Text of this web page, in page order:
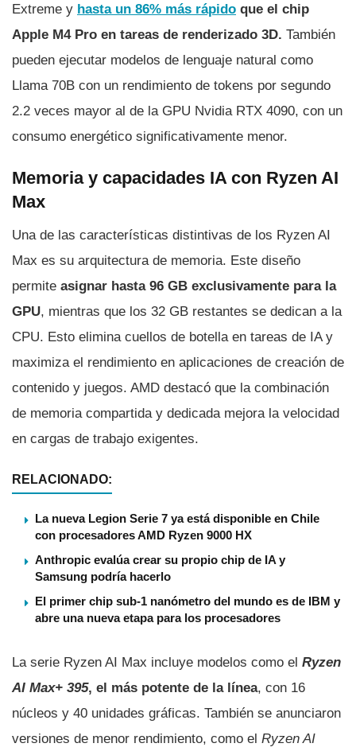
Extreme y hasta un 86% más rápido que el chip
Apple M4 Pro en tareas de renderizado 3D. También
pueden ejecutar modelos de lenguaje natural como
Llama 70B con un rendimiento de tokens por segundo
2.2 veces mayor al de la GPU Nvidia RTX 4090, con un
consumo energético significativamente menor.
Memoria y capacidades IA con Ryzen AI
Max
Una de las características distintivas de los Ryzen AI
Max es su arquitectura de memoria. Este diseño
permite asignar hasta 96 GB exclusivamente para la
GPU, mientras que los 32 GB restantes se dedican a la
CPU. Esto elimina cuellos de botella en tareas de IA y
maximiza el rendimiento en aplicaciones de creación de
contenido y juegos. AMD destacó que la combinación
de memoria compartida y dedicada mejora la velocidad
en cargas de trabajo exigentes.
RELACIONADO:
La nueva Legion Serie 7 ya está disponible en Chile
con procesadores AMD Ryzen 9000 HX
Anthropic evalúa crear su propio chip de IA y
Samsung podría hacerlo
El primer chip sub-1 nanómetro del mundo es de IBM y
abre una nueva etapa para los procesadores
La serie Ryzen AI Max incluye modelos como el Ryzen
AI Max+ 395, el más potente de la línea, con 16
núcleos y 40 unidades gráficas. También se anunciaron
versiones de menor rendimiento, como el Ryzen AI